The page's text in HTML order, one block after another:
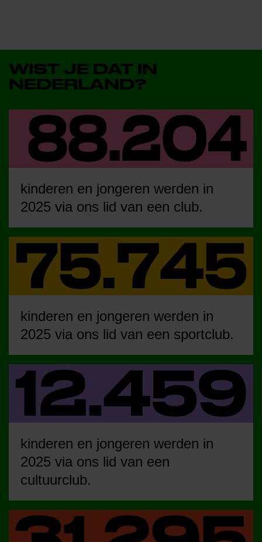
WIST JE DAT IN
NEDERLAND?
kinderen en jongeren werden in
2025 via ons lid van een club.
kinderen en jongeren werden in
2025 via ons lid van een sportclub.
kinderen en jongeren werden in
2025 via ons lid van een
cultuurclub.